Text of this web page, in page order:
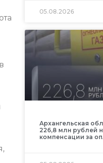
05.08.2026
Архангельская
226,8 млн рублей
компенсации за